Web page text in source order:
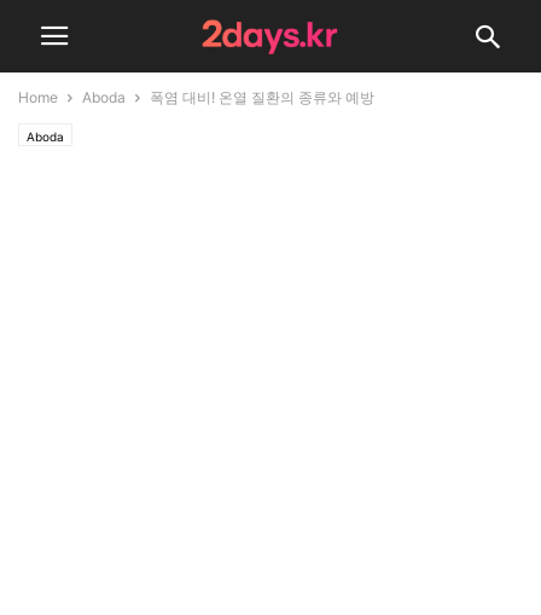
Home Aboda 폭염 대비! 온열 질환의 종류와 예방
Aboda